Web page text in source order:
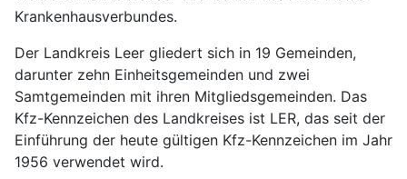
Krankenhausverbundes.
Der Landkreis Leer gliedert sich in 19 Gemeinden,
darunter zehn Einheitsgemeinden und zwei
Samtgemeinden mit ihren Mitgliedsgemeinden. Das
Kfz-Kennzeichen des Landkreises ist LER, das seit der
Einführung der heute gültigen Kfz-Kennzeichen im Jahr
1956 verwendet wird.